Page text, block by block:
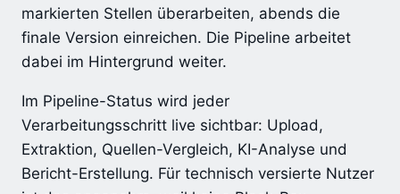
markierten Stellen überarbeiten, abends die
finale Version einreichen. Die Pipeline arbeitet
dabei im Hintergrund weiter.
Im Pipeline-Status wird jeder
Verarbeitungsschritt live sichtbar: Upload,
Extraktion, Quellen-Vergleich, KI-Analyse und
Bericht-Erstellung. Für technisch versierte Nutzer